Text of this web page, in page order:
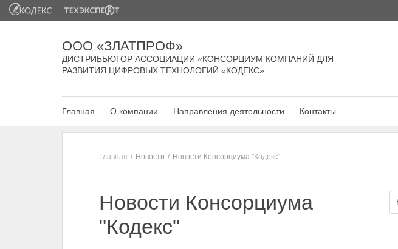
ООО «ЗЛАТПРОФ»
ДИСТРИБЬЮТОР АССОЦИАЦИИ «КОНСОРЦИУМ КОМПАНИЙ ДЛЯ
РАЗВИТИЯ ЦИФРОВЫХ ТЕХНОЛОГИЙ «КОДЕКС»
Главная О компании Направления деятельности Контакты
Главная Новости Новости Консорциума "Кодекс"
Новости Консорциума
"Кодекс"